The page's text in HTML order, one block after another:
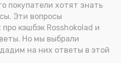
покупатели хотят знать
Эти вопросы
кэшбэк Rosshokolad и
Но мы выбрали
на них ответы в этой